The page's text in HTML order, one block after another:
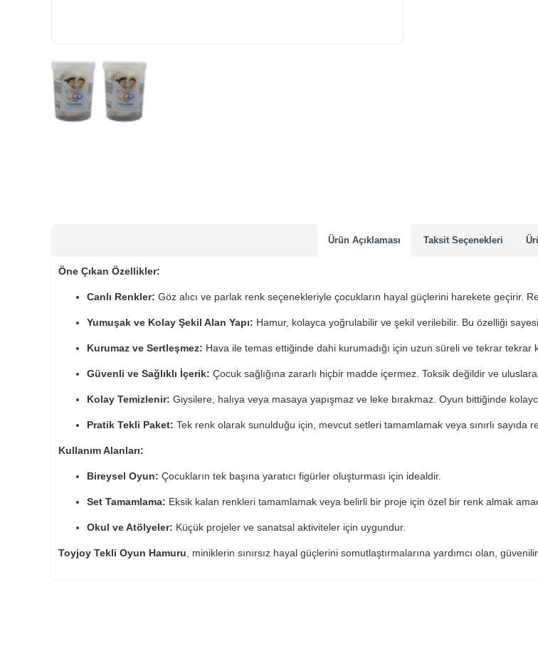
Ürün Açıklaması Taksit Seçenekleri
Öne Çıkan Özellikler:
Canlı Renkler: Göz alıcı ve parlak renk seçenekleriyle çocukların hayal güçlerini harekete geçirir.
Yumuşak ve Kolay Şekil Alan Yapı: Hamur, kolayca yoğrulabilir ve şekil verilebilir. Bu özelliği
Kurumaz ve Sertleşmez: Hava ile temas ettiğinde dahi kurumadığı için uzun süreli ve tekrar tekrar
Güvenli ve Sağlıklı İçerik: Çocuk sağlığına zararlı hiçbir madde içermez. Toksik değildir ve
Kolay Temizlenir: Giysilere, halıya veya masaya yapışmaz ve leke bırakmaz. Oyun bittiğinde
Pratik Tekli Paket: Tek renk olarak sunulduğu için, mevcut setleri tamamlamak veya sınırlı
Kullanım Alanları:
Bireysel Oyun: Çocukların tek başına yaratıcı figürler oluşturması için idealdir.
Set Tamamlama: Eksik kalan renkleri tamamlamak veya belirli bir proje için özel bir renk almak
Okul ve Atölyeler: Küçük projeler ve sanatsal aktiviteler için uygundur.
Toyjoy Tekli Oyun Hamuru , miniklerin sınırsız hayal güçlerini somutlaştırmalarına yardımcı olan,